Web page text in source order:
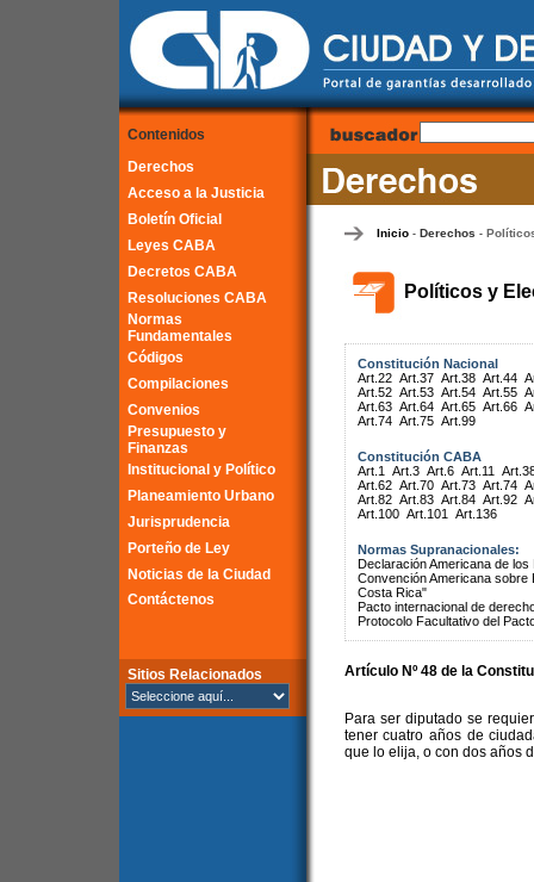
Contenidos
Derechos
Acceso a la Justicia
Boletín Oficial
Leyes CABA
Decretos CABA
Resoluciones CABA
Normas
Fundamentales
Códigos
Compilaciones
Convenios
Presupuesto y
Finanzas
Institucional y Político
Planeamiento Urbano
Jurisprudencia
Porteño de Ley
Noticias de la Ciudad
Contáctenos
Sitios Relacionados
Inicio- Derechos -
Políticos y
Constitución Nacional
Art.22 Art.37 Art.38 Art.44
Art.52 Art.53 Art.54 Art.55
Art.63 Art.64 Art.65 Art.66
Art.74 Art.75 Art.99
Constitución CABA
Art.1
Art.3 Art.6 Art.11
Art.62 Art.70 Art.73 Art.74
Art.82 Art.83 Art.84 Art.92
Art.100 Art.101 Art.136
Normas Supranacionales:
Declaración Americana de
Convención Americana
Costa Rica"
Pacto internacional de
Protocolo Facultativo del
Artículo Nº 48 de la
Para ser diputado se
tener cuatro años de
que lo elija, o con dos años